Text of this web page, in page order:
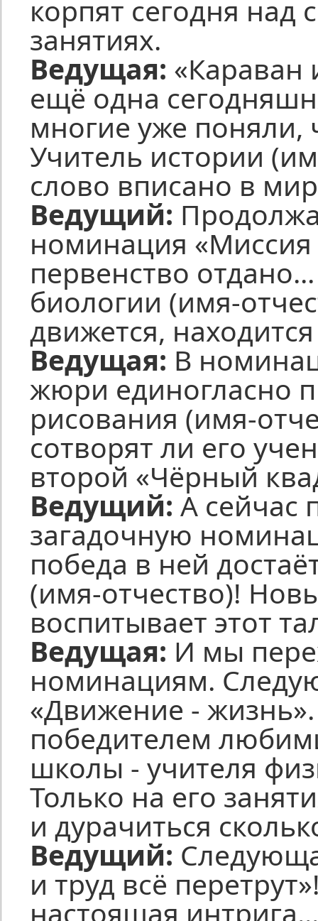
корпят сегодня над
занятиях.
Ведущая: «Караван
ещё одна
многие уже поняли,
Учитель истории
слово вписано в
Ведущий:
номинация «Миссия
первенство
биологии (имя-
движется,
Ведущая: В
жюри единогласно
рисования (имя-
сотворят ли его
второй «Чёрный
Ведущий: А сейчас
загадочную
победа в ней
(имя-отчество)!
воспитывает этот
Ведущая: И мы
номинациям.
«Движение -
победителем
школы - учителя
Только на его
и дурачиться
Ведущий:
и труд всё
настоящая